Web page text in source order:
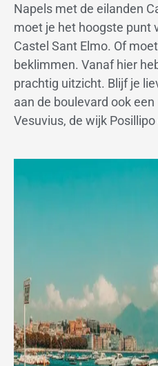
Napels met de eilanden
moet je het hoogste punt
Castel Sant Elmo. Of
beklimmen. Vanaf hier
prachtig uitzicht. Blijf je
aan de boulevard ook
Vesuvius, de wijk